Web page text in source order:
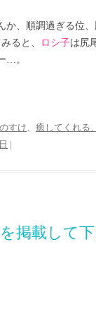
か、順調過ぎる位
ると、
ロシ子は尻
…。
すけ
癒してくれる
|
掲載して下